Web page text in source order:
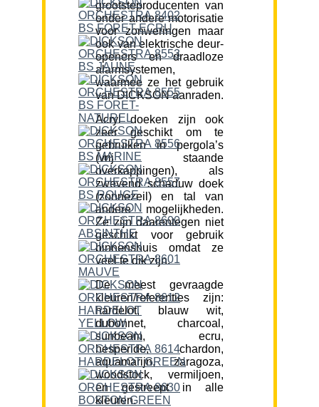
grootsteproducenten van
onder andere motorisatie
voor zonweringen maar
ook van elektrische deur-
openers en draadloze
alarmsystemen,
waarmee ze het gebruik
van DICKSON aanraden.
Acryl doeken zijn ook
zeer geschikt om te
gebruiken in pergola’s
(vrij staande
overkappingen), als
zwevend schaduw doek
(zonnezeil) en tal van
andere mogelijkheden.
Ze zijn daarentegen niet
geschikt voor gebruik
binnenshuis omdat ze
veel te dik zijn.
De meest gevraagde
kleuren/referenties zijn:
hardelot, blauw wit,
dubonnet, charcoal,
sunbeam, ecru,
hesperide, chardon,
aquamarijn, zaragoza,
woodstock, vermiljoen,
en gestreept in alle
kleuren.